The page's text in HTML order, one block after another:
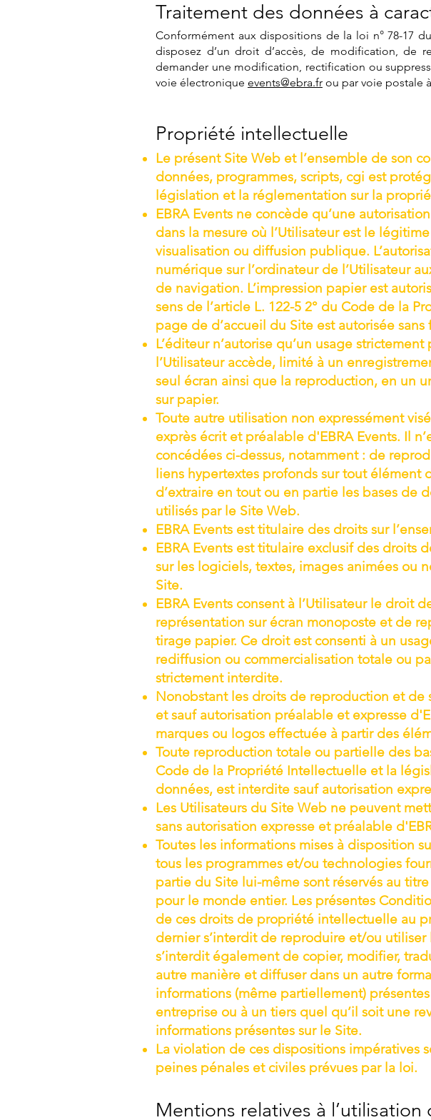
Traitement des données à
Conformément aux dispositions de la loi n° 78-17
disposez d’un droit d’accès, de modification, de
demander une modification, rectification ou
voie électronique events@ebra.fr ou par voie postale
Propriété intellectuelle
Le présent Site Web et l’ensemble de son
données, programmes, scripts, cgi est
législation et la réglementation sur la
EBRA Events ne concède qu’une
dans la mesure où l’Utilisateur est le
visualisation ou diffusion publique.
numérique sur l’ordinateur de l’Utilisateur
de navigation. L’impression papier est
sens de l’article L. 122-5 2° du Code de la
page de d’accueil du Site est autorisée
L’éditeur n’autorise qu’un usage
l’Utilisateur accède, limité à un
seul écran ainsi que la reproduction, en un
sur papier.
Toute autre utilisation non expressément
exprès écrit et préalable d'EBRA Events. Il
concédées ci-dessus, notamment : de
liens hypertextes profonds sur tout élément
d’extraire en tout ou en partie les bases de
utilisés par le Site Web.
EBRA Events est titulaire des droits sur
EBRA Events est titulaire exclusif des
sur les logiciels, textes, images animées ou
Site.
EBRA Events consent à l’Utilisateur le
représentation sur écran monoposte et de
tirage papier. Ce droit est consenti à un
rediffusion ou commercialisation totale ou
strictement interdite.
Nonobstant les droits de reproduction et de
et sauf autorisation préalable et expresse
marques ou logos effectuée à partir des
Toute reproduction totale ou partielle des
Code de la Propriété Intellectuelle et la
données, est interdite sauf autorisation
Les Utilisateurs du Site Web ne peuvent
sans autorisation expresse et préalable
Toutes les informations mises à disposition
tous les programmes et/ou technologies
partie du Site lui-même sont réservés au
pour le monde entier. Les présentes
de ces droits de propriété intellectuelle au
dernier s’interdit de reproduire et/ou utiliser
s’interdit également de copier, modifier,
autre manière et diffuser dans un autre
informations (même partiellement)
entreprise ou à un tiers quel qu’il soit une
informations présentes sur le Site.
La violation de ces dispositions impératives
peines pénales et civiles prévues par la loi.
Mentions relatives à l’utilisation